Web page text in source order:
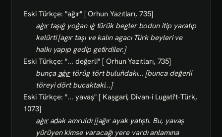
Eski Türkçe: "ağır" [ Orhun Yazıtları, 735]
aġırtaşıġ yoġan ıġ türük begler bodun itip yaratıp
kelürti [agır taşı ve kalın agacı Türk beyleri ve
halkı yapıp gedip getirdiler.]
Eski Türkçe: "... değerli" [ Orhun Yazıtları, 735]
bunça aġırtörüg tört buluñdakı... [bunca değerli
töreyi dört bucaktaki...]
Eski Türkçe: "... yavaş" [ Kaşgarî, Divan-i Lugati't-Türk,
1073]
aġıraḏak amruldı [[ağır ayak yatıştı. Bu, yavaş
yürüyen kimse varacağı yere vardı anlamına